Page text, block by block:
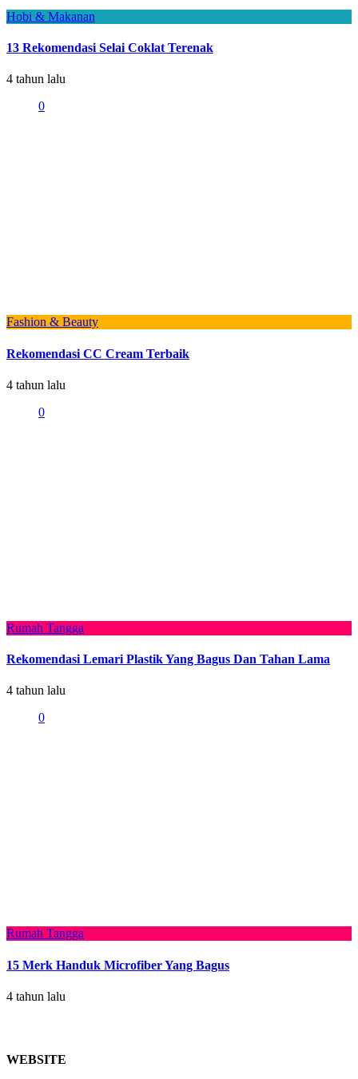
Hobi & Makanan
13 Rekomendasi Selai Coklat Terenak
4 tahun lalu
0
Fashion & Beauty
Rekomendasi CC Cream Terbaik
4 tahun lalu
0
Rumah Tangga
Rekomendasi Lemari Plastik Yang Bagus Dan Tahan Lama
4 tahun lalu
0
Rumah Tangga
15 Merk Handuk Microfiber Yang Bagus
4 tahun lalu
WEBSITE